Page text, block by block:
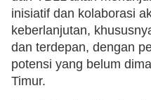
inisiatif dan kolaborasi
keberlanjutan,
dan terdepan, dengan
potensi yang belum
Timur.